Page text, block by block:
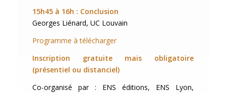
15h45 à 16h : Conclusion
Georges Liénard, UC Louvain
Programme à télécharger
Inscription gratuite mais obligatoire
(présentiel ou distanciel)
Co-organisé par : ENS éditions, ENS Lyon,